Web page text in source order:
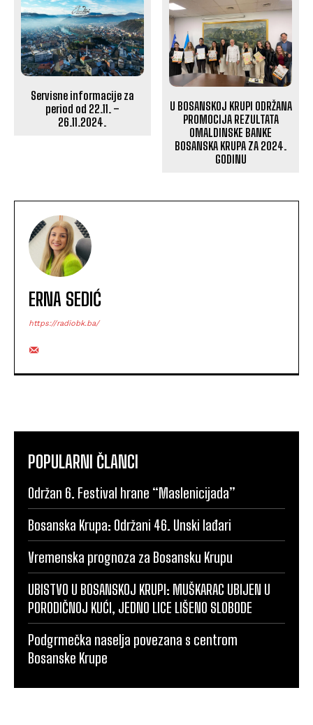
Servisne informacije za
period od 22.11. –
26.11.2024.
U BOSANSKOJ KRUPI ODRŽANA
PROMOCIJA REZULTATA
OMALDINSKE BANKE
BOSANSKA KRUPA ZA 2024.
GODINU
ERNA SEDIĆ
https://radiobk.ba/
POPULARNI ČLANCI
Održan 6. Festival hrane “Maslenicijada”
Bosanska Krupa: Održani 46. Unski lađari
Vremenska prognoza za Bosansku Krupu
UBISTVO U BOSANSKOJ KRUPI: MUŠKARAC UBIJEN U
PORODIČNOJ KUĆI, JEDNO LICE LIŠENO SLOBODE
Podgrmečka naselja povezana s centrom
Bosanske Krupe